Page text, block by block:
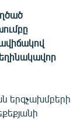
երգչախմբերի